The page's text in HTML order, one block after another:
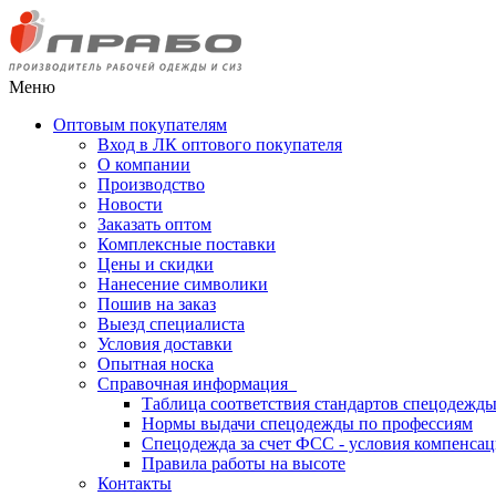
Меню
Оптовым покупателям
Вход в ЛК оптового покупателя
О компании
Производство
Новости
Заказать оптом
Комплексные поставки
Цены и скидки
Нанесение символики
Пошив на заказ
Выезд специалиста
Условия доставки
Опытная носка
Справочная информация
Таблица соответствия стандартов спецодежды
Нормы выдачи спецодежды по профессиям
Спецодежда за счет ФСС - условия
Правила работы на высоте
Контакты